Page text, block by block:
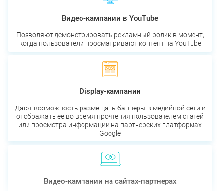
Видео-кампании в YouTube
Позволяют демонстрировать рекламный ролик в момент,
когда пользователи просматривают контент на YouTube
Display-кампании
Дают возможность размещать баннеры в медийной сети и
отображать ее во время прочтения пользователем статей
или просмотра информации на партнерских платформах
Google
Видео-кампании на сайтах-партнерах